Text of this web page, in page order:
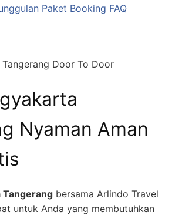
Paket Booking FAQ
Door To Door
Nyaman Aman
Tangerang bersama Arlindo Travel
untuk Anda yang membutuhkan